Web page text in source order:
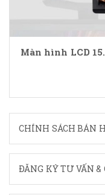
Màn hình LCD
CHÍNH SÁCH BÁN
ĐĂNG KÝ TƯ VẤN &